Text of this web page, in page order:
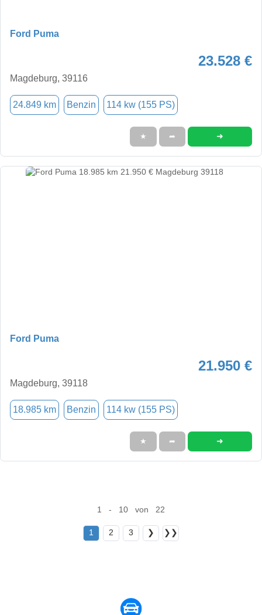
Ford Puma
23.528 €
Magdeburg, 39116
24.849 km Benzin 114 kw (155 PS)
★ ➦ ➜
Ford Puma
21.950 €
Magdeburg, 39118
18.985 km Benzin 114 kw (155 PS)
★ ➦ ➜
1 - 10 von 22
1 2 3 ❯ ❯❯